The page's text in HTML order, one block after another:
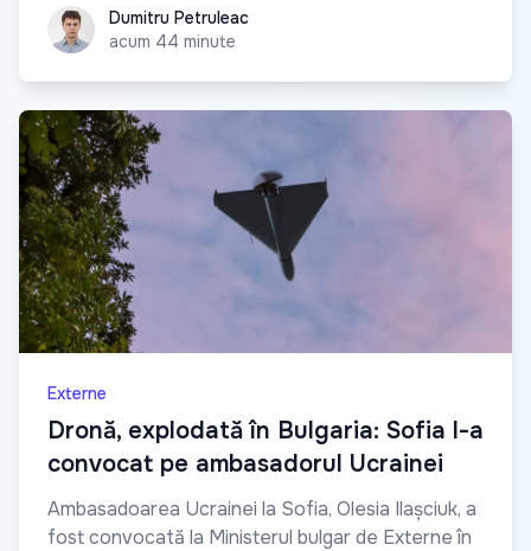
Dumitru Petruleac
Dumitru Petruleac
acum 44 minute
Externe
Dronă, explodată în Bulgaria: Sofia l-a
convocat pe ambasadorul Ucrainei
Ambasadoarea Ucrainei la Sofia, Olesia Ilașciuk, a
fost convocată la Ministerul bulgar de Externe în